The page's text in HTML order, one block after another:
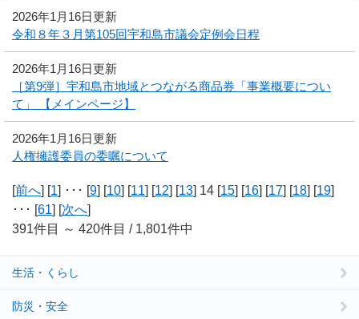
2026年1月16日更新
令和８年３月第105回宇和島市議会定例会日程
2026年1月16日更新
［第9弾］宇和島市地域とつながる商品券「事業概要につい
て」 【メインページ】
2026年1月16日更新
人権擁護委員の委嘱について
[前へ] [1] ･･･ [9] [10] [11] [12] [13] 14 [15] [16] [17] [18] [19]
･･･ [61] [次へ]
391件目 ～ 420件目 / 1,801件中
生活・くらし
防災・安全